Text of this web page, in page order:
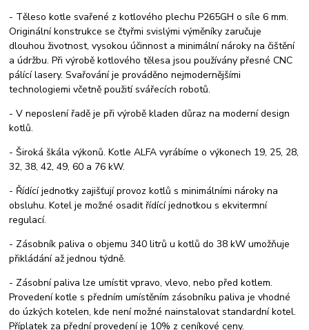
- Těleso kotle svařené z kotlového plechu P265GH o síle 6 mm.
Originální konstrukce se čtyřmi svislými výměníky zaručuje
dlouhou životnost, vysokou účinnost a minimální nároky na čištění
a údržbu. Při výrobě kotlového tělesa jsou používány přesné CNC
pálící lasery. Svařování je prováděno nejmodernějšími
technologiemi včetně použití svářecích robotů.
- V neposlení řadě je při výrobě kladen důraz na moderní design
kotlů.
- Široká škála výkonů. Kotle ALFA vyrábíme o výkonech 19, 25, 28,
32, 38, 42, 49, 60 a 76 kW.
- Řídící jednotky zajišťují provoz kotlů s minimálními nároky na
obsluhu. Kotel je možné osadit řídící jednotkou s ekvitermní
regulací.
- Zásobník paliva o objemu 340 litrů u kotlů do 38 kW umožňuje
přikládání až jednou týdně.
- Zásobní paliva lze umístit vpravo, vlevo, nebo před kotlem.
Provedení kotle s předním umístěním zásobníku paliva je vhodné
do úzkých kotelen, kde není možné nainstalovat standardní kotel.
Příplatek za přední provedení je 10% z ceníkové ceny.